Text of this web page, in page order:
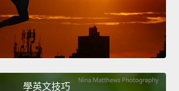
學英文技巧